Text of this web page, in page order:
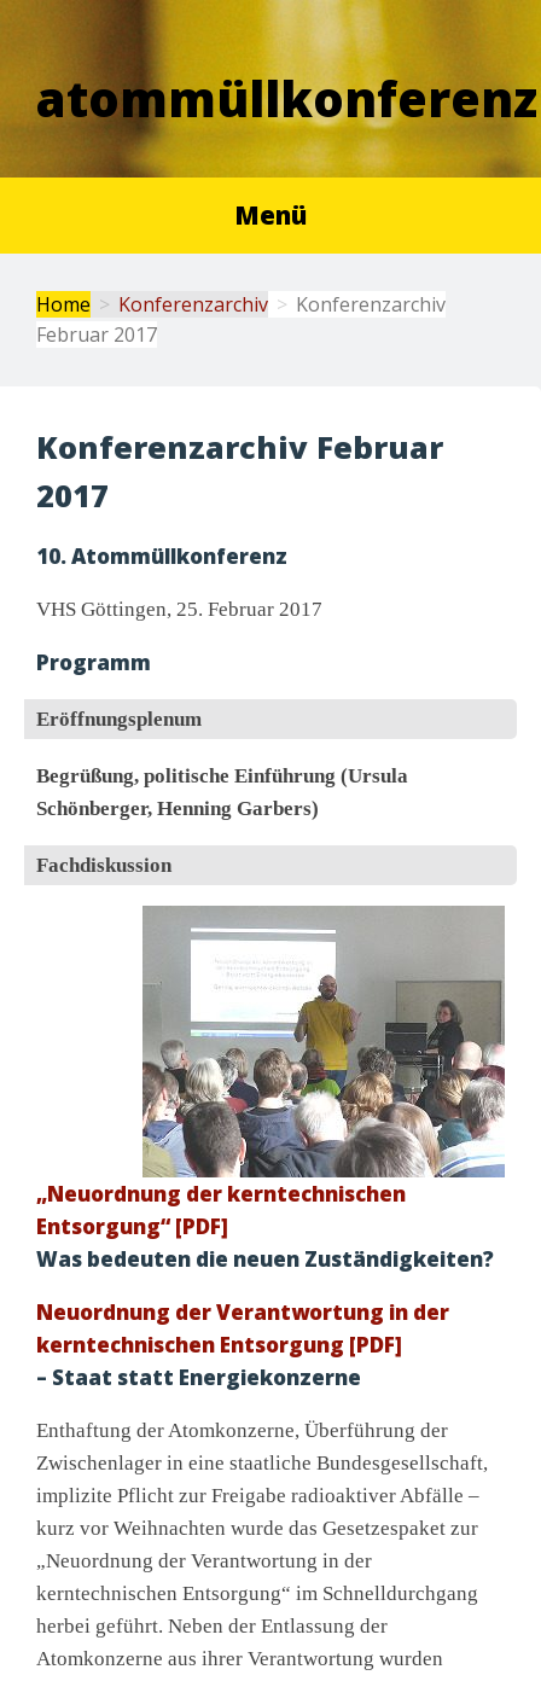
atommüllkonferenz
Menü
Home Konferenzarchiv
Konferenzarchiv
Februar 2017
Konferenzarchiv Februar
2017
10. Atommüllkonferenz
VHS Göttingen, 25. Februar 2017
Programm
Eröffnungsplenum
Begrüßung, politische Einführung (Ursula
Schönberger, Henning Garbers)
Fachdiskussion
„Neuordnung der kerntechnischen
Entsorgung“ [PDF]
Was bedeuten die neuen Zuständigkeiten?
Neuordnung der Verantwortung in der
kerntechnischen Entsorgung [PDF]
– Staat statt Energiekonzerne
Enthaftung der Atomkonzerne, Überführung der
Zwischenlager in eine staatliche Bundesgesellschaft,
implizite Pflicht zur Freigabe radioaktiver Abfälle –
kurz vor Weihnachten wurde das Gesetzespaket zur
„Neuordnung der Verantwortung in der
kerntechnischen Entsorgung“ im Schnelldurchgang
herbei geführt. Neben der Entlassung der
Atomkonzerne aus ihrer Verantwortung wurden